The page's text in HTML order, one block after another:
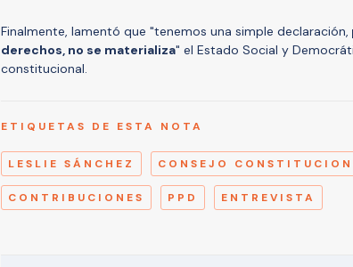
Finalmente, lamentó que "tenemos una simple declaración,
derechos, no se materializa" el Estado Social y
constitucional.
ETIQUETAS DE ESTA NOTA
LESLIE SÁNCHEZ CONSEJO
CONTRIBUCIONES PPD ENTREVISTA